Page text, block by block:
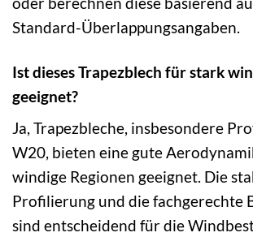
Standard-Überlappungsangaben.
Ist dieses Trapezblech für stark
geeignet?
Ja, Trapezbleche, insbesondere
W20, bieten eine gute
windige Regionen geeignet. Die
Profilierung und die fachgerechte
sind entscheidend für die